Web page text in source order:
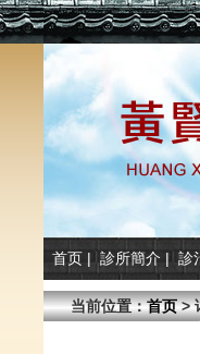
首页 | 診所簡介 | 診
当前位置：首页>